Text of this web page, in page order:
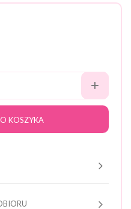
KOSZYKA